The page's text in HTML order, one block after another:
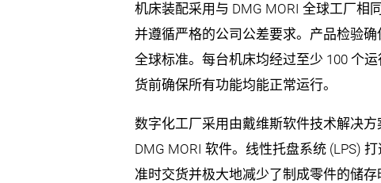
机床装配采用与 DMG MORI 全球工厂相
并遵循严格的公司公差要求。产品检验确
全球标准。每台机床均经过至少 100 个
货前确保所有功能均能正常运行。
数字化工厂采用由戴维斯软件技术解决方
DMG MORI 软件。线性托盘系统 (LPS)
准时交货并极大地减少了制成零件的储存